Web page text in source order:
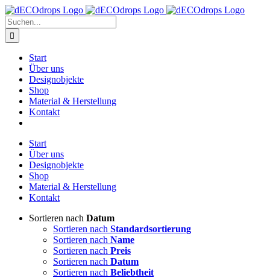
Zum
Inhalt
springen
Suche
nach:
Start
Über uns
Designobjekte
Shop
Material & Herstellung
Kontakt
Start
Über uns
Designobjekte
Shop
Material & Herstellung
Kontakt
Sortieren nach Datum
Sortieren nach Standardsortierung
Sortieren nach Name
Sortieren nach Preis
Sortieren nach Datum
Sortieren nach Beliebtheit